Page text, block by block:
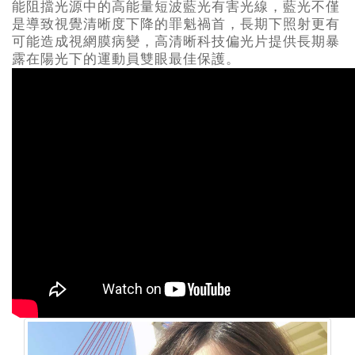
能阻擋光源中的高能量短波藍光有害光線，藍光不僅
是導致視覺清晰度下降的罪魁禍首，長期下照射更有
可能造成視網膜病變，高清晰科技偏光片提供長期暴
露在陽光下的運動員雙眼最佳保護。